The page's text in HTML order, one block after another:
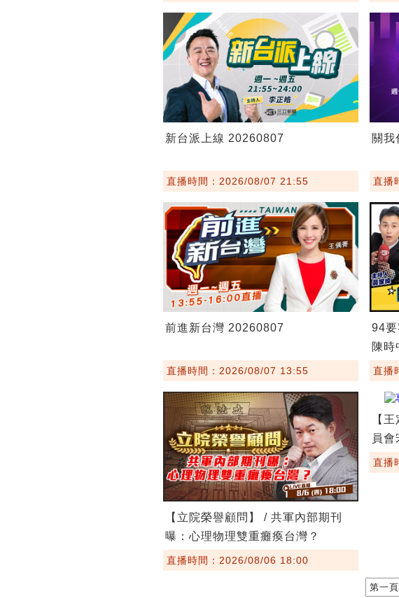
新台派上線 20260807
直播時間：2026/08/07 21:55
關我
直播
前進新台灣 20260807
直播時間：2026/08/07 13:55
94要
陳時
直播
【立院榮譽顧問】 / 共軍內部期刊
曝：心理物理雙重癱瘓台灣？
直播時間：2026/08/06 18:00
【
員
直播
第一頁